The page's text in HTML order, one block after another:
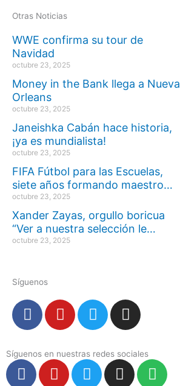
Otras Noticias
WWE confirma su tour de
Navidad
octubre 23, 2025
Money in the Bank llega a Nueva
Orleans
octubre 23, 2025
Janeishka Cabán hace historia,
¡ya es mundialista!
octubre 23, 2025
FIFA Fútbol para las Escuelas,
siete años formando maestro…
octubre 23, 2025
Xander Zayas, orgullo boricua
“Ver a nuestra selección le…
octubre 23, 2025
Síguenos
F
a
e
b
o
Y
o
t
u
b
T
w
t
t
e
I
n
t
a
g
Síguenos en nuestras redes sociales
F
a
Y
o
T
w
I
n
S
p